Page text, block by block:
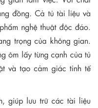
đồng. Cả tủ tài liệu và
nghệ thuật độc đáo.
trọng của không gian.
ôm lấy từng cạnh của tủ
và tạo cảm giác tinh tế
giúp lưu trữ các tài liệu